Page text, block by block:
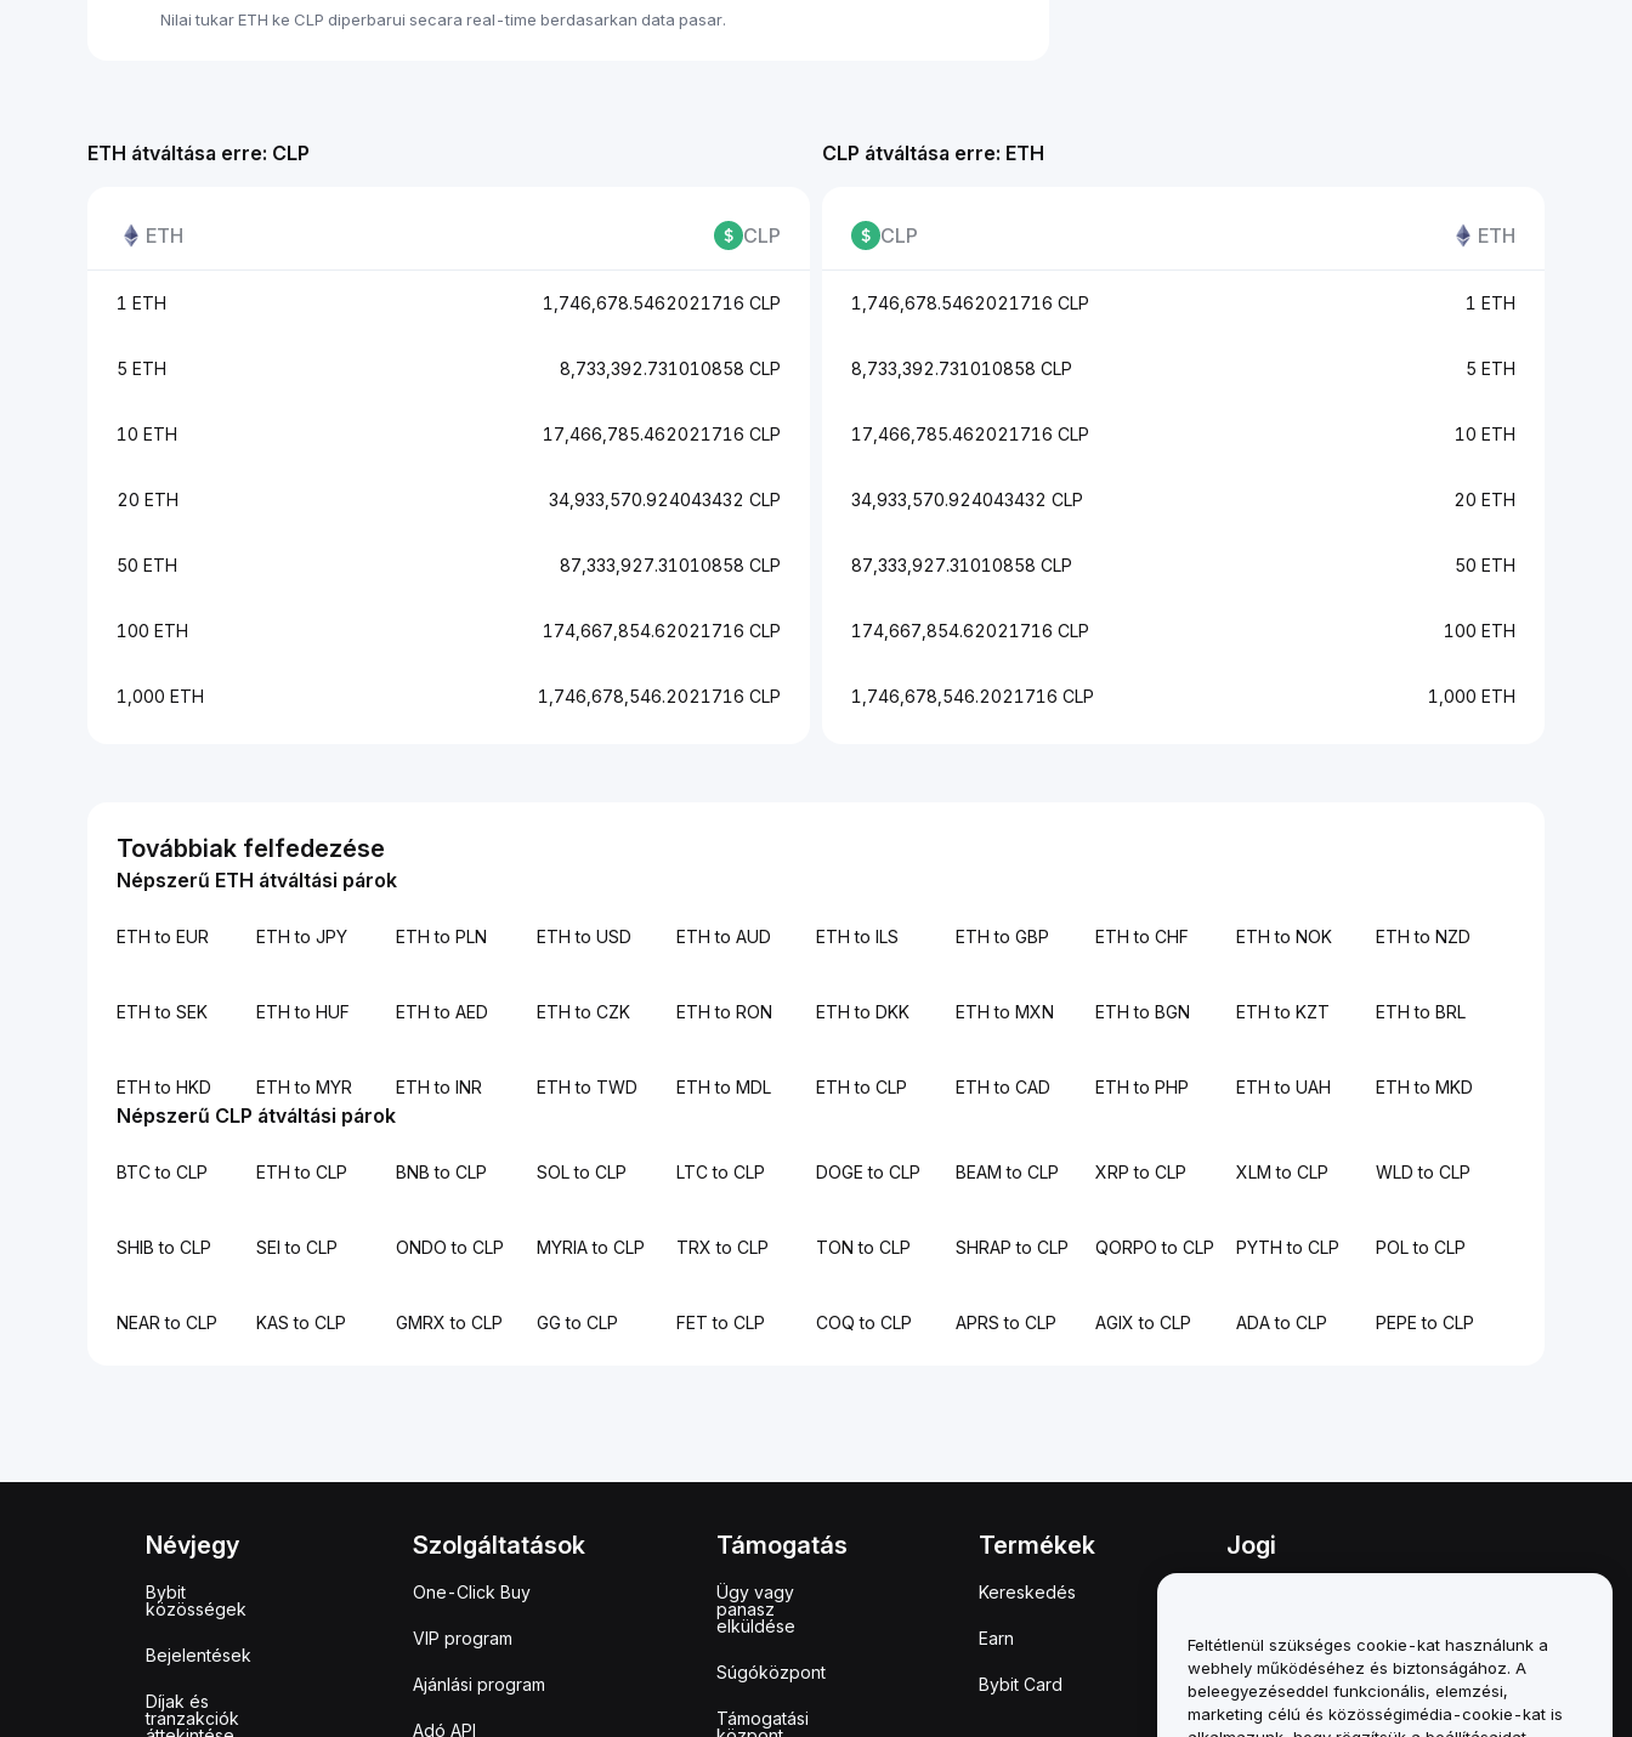
Nilai tukar ETH ke CLP diperbarui secara real-time berdasarkan data pasar.
ETH átváltása erre: CLP
ETH CLP
1 ETH 1,746,678.5462021716 CLP
5 ETH 8,733,392.731010858 CLP
10 ETH 17,466,785.462021716 CLP
20 ETH 34,933,570.924043432 CLP
50 ETH 87,333,927.31010858 CLP
100 ETH 174,667,854.62021716 CLP
1,000 ETH 1,746,678,546.2021716 CLP
CLP átváltása erre: ETH
CLP ETH
1,746,678.5462021716 CLP 1 ETH
8,733,392.731010858 CLP 5 ETH
17,466,785.462021716 CLP 10 ETH
34,933,570.924043432 CLP 20 ETH
87,333,927.31010858 CLP 50 ETH
174,667,854.62021716 CLP 100 ETH
1,746,678,546.2021716 CLP 1,000 ETH
Továbbiak felfedezése
Népszerű ETH átváltási párok
ETH to EUR ETH to JPY ETH to PLN ETH to USD ETH to AUD ETH to ILS ETH to GBP ETH to CHF ETH to NOK ETH to NZD
ETH to SEK ETH to HUF ETH to AED ETH to CZK ETH to RON ETH to DKK ETH to MXN ETH to BGN ETH to KZT ETH to BRL
ETH to HKD ETH to MYR ETH to INR ETH to TWD ETH to MDL ETH to CLP ETH to CAD ETH to PHP ETH to UAH ETH to MKD
Népszerű CLP átváltási párok
BTC to CLP ETH to CLP BNB to CLP SOL to CLP LTC to CLP DOGE to CLP BEAM to CLP XRP to CLP XLM to CLP WLD to CLP
SHIB to CLP SEI to CLP ONDO to CLP MYRIA to CLP TRX to CLP TON to CLP SHRAP to CLP QORPO to CLP PYTH to CLP POL to CLP
NEAR to CLP KAS to CLP GMRX to CLP GG to CLP FET to CLP COQ to CLP APRS to CLP AGIX to CLP ADA to CLP PEPE to CLP
Névjegy
Bybit
közösségek
Bejelentések
Díjak és
tranzakciók
Szolgáltatások
One-Click Buy
VIP program
Ajánlási program
Adó API
Támogatás
Ügy vagy
panasz
elküldése
Súgóközpont
Támogatási
Termékek
Kereskedés
Earn
Bybit Card
Jogi
A letétkezelési és
adminisztrációs szabályzat
összefoglalója
ESG-információk
Feltétlenül szükséges cookie-kat használunk a
webhely működéséhez és biztonságához. A
beleegyezéseddel funkcionális, elemzési,
marketing célú és közösségimédia-cookie-kat is